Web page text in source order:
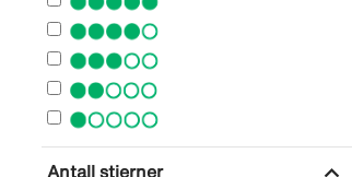
Antall stjerner